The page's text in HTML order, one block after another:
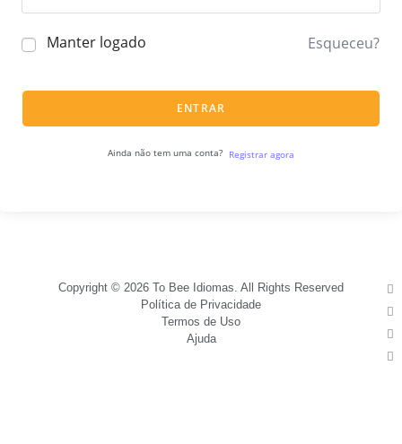
Manter logado Esqueceu?
ENTRAR
Ainda não tem uma conta? Registrar agora
Copyright © 2026 To Bee Idiomas. All Rights Reserved
Política de Privacidade
Termos de Uso
Ajuda